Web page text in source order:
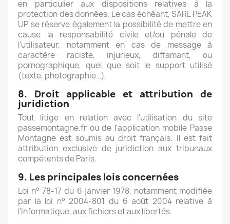
en particulier aux dispositions relatives à la
protection des données. Le cas échéant, SARL PEAK
UP se réserve également la possibilité de mettre en
cause la responsabilité civile et/ou pénale de
l'utilisateur, notamment en cas de message à
caractère raciste, injurieux, diffamant, ou
pornographique, quel que soit le support utilisé
(texte, photographie…).
8. Droit applicable et attribution de
juridiction
Tout litige en relation avec l'utilisation du site
passemontagne.fr ou de l'application mobile Passe
Montagne est soumis au droit français. Il est fait
attribution exclusive de juridiction aux tribunaux
compétents de Paris.
9. Les principales lois concernées
Loi n° 78-17 du 6 janvier 1978, notamment modifiée
par la loi n° 2004-801 du 6 août 2004 relative à
l'informatique, aux fichiers et aux libertés.